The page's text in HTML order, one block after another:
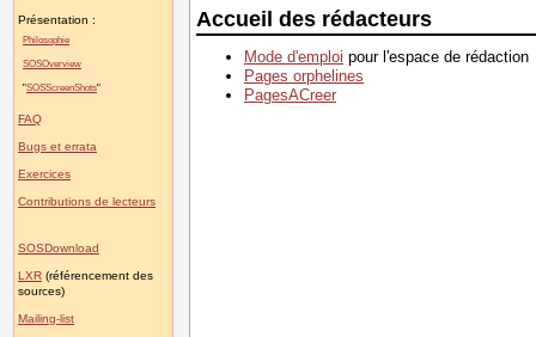
Présentation :
Philosophie
SOSOverview
"SOSScreenShots"
FAQ
Bugs et errata
Exercices
Contributions de lecteurs
SOSDownload
LXR (référencement des
sources)
Mailing-list
Accueil des rédacteurs
Mode d'emploi pour l'espace de rédaction
Pages orphelines
PagesACreer